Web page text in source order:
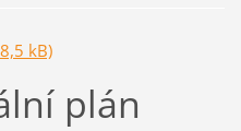
kB)
plán